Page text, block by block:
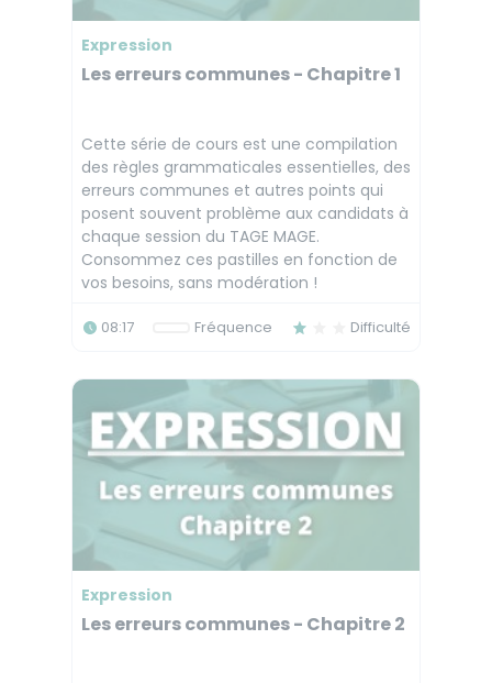
Expression
Les erreurs communes - Chapitre 1
Cette série de cours est une compilation
des règles grammaticales essentielles, des
erreurs communes et autres points qui
posent souvent problème aux candidats à
chaque session du TAGE MAGE.
Consommez ces pastilles en fonction de
vos besoins, sans modération !
08:17 Fréquence Difficulté
Expression
Les erreurs communes - Chapitre 2